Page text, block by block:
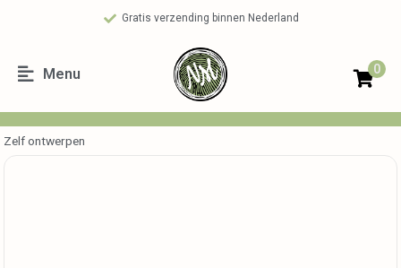
Gratis verzending binnen Nederland
Menu 0
Zelf ontwerpen